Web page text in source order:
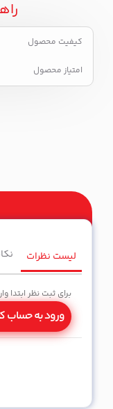
کیفیت محصول
امتیاز محصول
لیست نظرات
برای ثبت نظر ابتدا
ورود به حساب